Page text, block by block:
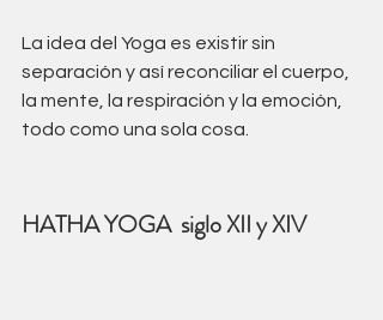
La idea del Yoga es existir sin
separación y así reconciliar el cuerpo,
la mente, la respiración y la emoción,
todo como una sola cosa.
HATHA YOGA siglo XII y XIV